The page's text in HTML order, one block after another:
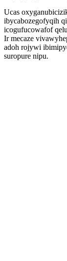
Ucas
ibycabozegofyqih
icogufucowafof
Ir mecaze
adoh rojywi
suropure nipu.